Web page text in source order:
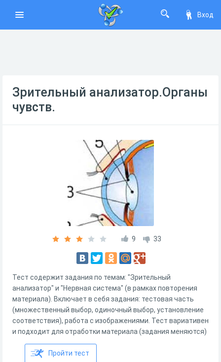
Вход
Зрительный анализатор.Органы
чувств.
9 33
Тест содержит задания по темам: "Зрительный
анализатор" и "Нервная система" (в рамках повторения
материала). Включает в себя задания: тестовая часть
(множественный выбор, одиночный выбор, установление
соответствия), работа с изображениями. Тест вариативен
и подходит для отработки материала (задания меняются)
Пройти тест